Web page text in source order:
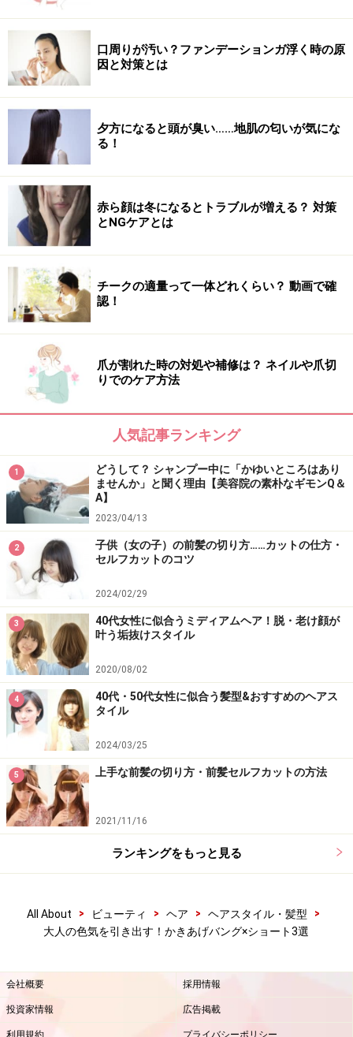
い。
【編集部おすすめの購入サイト】
Amazonで人気のヘアケア用品をチェック！
楽天市場で人気のヘアケア用品をチェック！
口周りが汚い？ファンデーションガ浮く時の原
因と対策とは
夕方になると頭が臭い……地肌の匂いが気にな
る！
赤ら顔は冬になるとトラブルが増える？ 対策
とNGケアとは
チークの適量って一体どれくらい？ 動画で確
認！
爪が割れた時の対処や補修は？ ネイルや爪切
りでのケア方法
人気記事ランキング
1
どうして？ シャンプー中に「かゆいところはあり
ませんか」と聞く理由【美容院の素朴なギモンQ＆
A】
2023/04/13
2
子供（女の子）の前髪の切り方……カットの仕方・
セルフカットのコツ
2024/02/29
3
40代女性に似合うミディアムヘア！脱・老け顔が
叶う垢抜けスタイル
2020/08/02
4
40代・50代女性に似合う髪型&おすすめのヘアス
タイル
2024/03/25
5 上手な前髪の切り方・前髪セルフカットの方法
2021/11/16
ランキングをもっと見る
All About > ビューティ > ヘア > ヘアスタイル・髪型
>
大人の色気を引き出す！かきあげバング×ショート3選
会社概要 採用情報
投資家情報 広告掲載
利用規約 プライバシーポリシー